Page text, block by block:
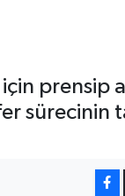
prensip
sürecinin